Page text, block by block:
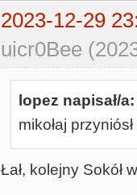
2023-12-29
uicr0Bee
lopez napisał/a:
mikołaj
Łał, kolejny Sokół